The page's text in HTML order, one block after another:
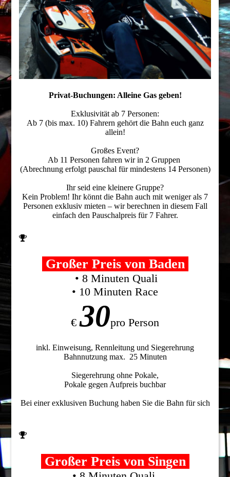
Privat-Buchungen: Alleine Gas geben!
Exklusivität ab 7 Personen:
Ab 7 (bis max. 10) Fahrern gehört die Bahn euch ganz
allein!
Großes Event?
Ab 11 Personen fahren wir in 2 Gruppen
(Abrechnung erfolgt pauschal für mindestens 14 Personen)
Ihr seid eine kleinere Gruppe?
Kein Problem! Ihr könnt die Bahn auch mit weniger als 7
Personen exklusiv mieten – wir berechnen in diesem Fall
einfach den Pauschalpreis für 7 Fahrer.
Großer Preis von Baden
• 8 Minuten Quali
• 10 Minuten Race
€30pro Person
inkl. Einweisung, Rennleitung und Siegerehrung
Bahnnutzung max. 25 Minuten
Siegerehrung ohne Pokale,
Pokale gegen Aufpreis buchbar
Bei einer exklusiven Buchung haben Sie die Bahn für sich
Großer Preis von Singen